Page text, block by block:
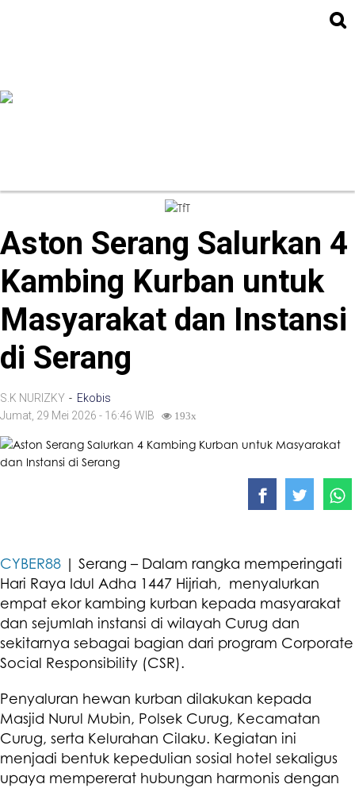
NASIONAL
Aston Serang Salurkan 4
Kambing Kurban untuk
Masyarakat dan Instansi
di Serang
S.K NURIZKY - Ekobis
Jumat, 29 Mei 2026 - 16:46 WIB
193x
CYBER88 | Serang – Dalam rangka memperingati
Hari Raya Idul Adha 1447 Hijriah, menyalurkan
empat ekor kambing kurban kepada masyarakat
dan sejumlah instansi di wilayah Curug dan
sekitarnya sebagai bagian dari program Corporate
Social Responsibility (CSR).
Penyaluran hewan kurban dilakukan kepada
Masjid Nurul Mubin, Polsek Curug, Kecamatan
Curug, serta Kelurahan Cilaku. Kegiatan ini
menjadi bentuk kepedulian sosial hotel sekaligus
upaya mempererat hubungan harmonis dengan